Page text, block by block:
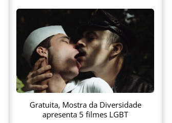
Gratuita, Mostra da Diversidade
apresenta 5 filmes LGBT